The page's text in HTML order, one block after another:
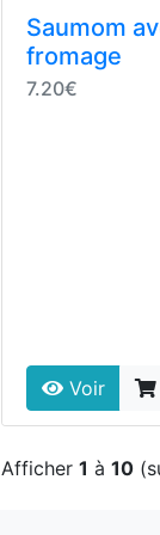
Saumom
fromage
7.20€
Voir
Afficher 1 à 10